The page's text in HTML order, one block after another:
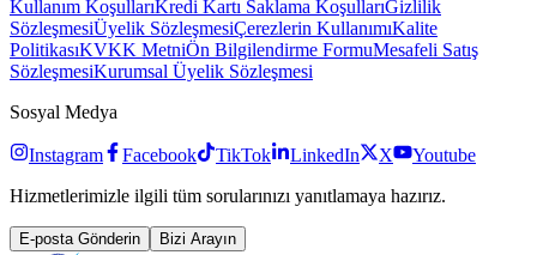
Kullanım KoşullarıKredi Kartı Saklama KoşullarıGizlilik
SözleşmesiÜyelik SözleşmesiÇerezlerin KullanımıKalite
PolitikasıKVKK MetniÖn Bilgilendirme FormuMesafeli Satış
SözleşmesiKurumsal Üyelik Sözleşmesi
Sosyal Medya
Instagram Facebook TikTok LinkedIn X
Youtube
Hizmetlerimizle ilgili tüm sorularınızı yanıtlamaya hazırız.
E-posta Gönderin Bizi Arayın